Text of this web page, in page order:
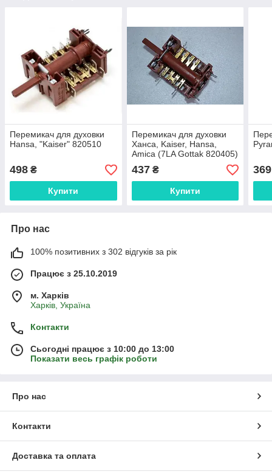
Перемикач для духовки
Hansa, "Kaiser" 820510
498 ₴
Купити
Перемикач для духовки
Ханса, Kaiser, Hansa,
Amica (7LA Gottak 820405)
437₴
Купити
369
Про нас
100% позитивних з 302 відгуків за рік
Працює з 25.10.2019
м. Харків
Харків, Україна
Контакти
Сьогодні працює з 10:00 до 13:00
Показати весь графік роботи
Про нас
Контакти
Доставка та оплата